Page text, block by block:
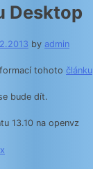
Desktop
by admin
tohoto článku
bude dít.
13.10 na openvz